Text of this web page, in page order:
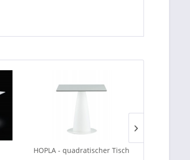
HOPLA - quadratischer Tisch